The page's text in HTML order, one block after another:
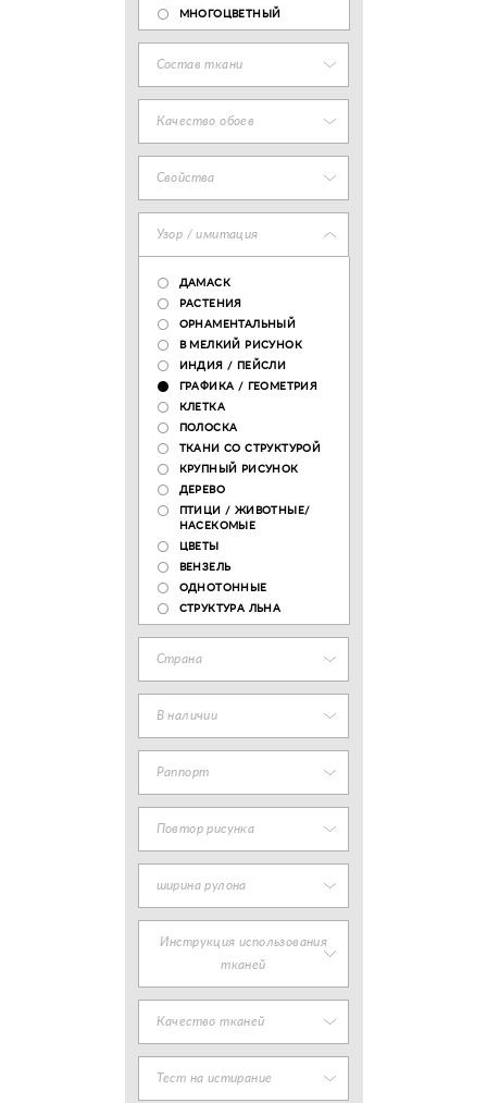
МНОГОЦВЕТНЫЙ
Состав ткани
Качество обоев
Свойства
Узор / имитация
ДАМАСК
РАСТЕНИЯ
ОРНАМЕНТАЛЬНЫЙ
В МЕЛКИЙ РИСУНОК
ИНДИЯ / ПЕЙСЛИ
ГРАФИКА / ГЕОМЕТРИЯ
КЛЕТКА
ПОЛОСКА
ТКАНИ СО СТРУКТУРОЙ
КРУПНЫЙ РИСУНОК
ДЕРЕВО
ПТИЦИ / ЖИВОТНЫЕ/
НАСЕКОМЫЕ
ЦВЕТЫ
ВЕНЗЕЛЬ
ОДНОТОННЫЕ
СТРУКТУРА ЛЬНА
Страна
В наличии
Раппорт
Повтор рисунка
ширина рулона
Инструкция использования
тканей
Качество тканей
Тест на истирание